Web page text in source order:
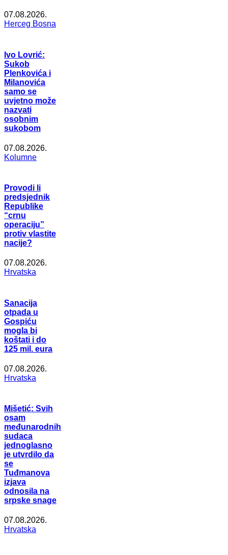
07.08.2026.
Herceg Bosna
Ivo Lovrić:
Sukob
Plenkovića i
Milanovića
samo se
uvjetno može
nazvati
osobnim
sukobom
07.08.2026.
Kolumne
Provodi li
predsjednik
Republike
“crnu
operaciju”
protiv vlastite
nacije?
07.08.2026.
Hrvatska
Sanacija
otpada u
Gospiću
mogla bi
koštati i do
125 mil. eura
07.08.2026.
Hrvatska
Mišetić: Svih
osam
međunarodnih
sudaca
jednoglasno
je utvrdilo da
se
Tuđmanova
izjava
odnosila na
srpske snage
07.08.2026.
Hrvatska